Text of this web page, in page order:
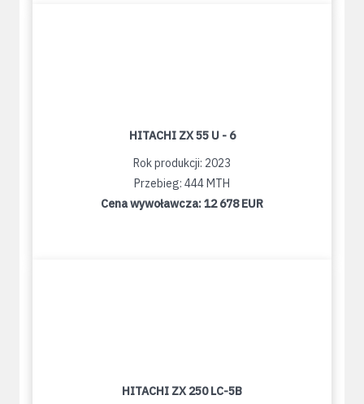
HITACHI ZX 55 U - 6
Rok produkcji: 2023
Przebieg: 444 MTH
Cena wywoławcza:12 678 EUR
HITACHI ZX 250 LC-5B